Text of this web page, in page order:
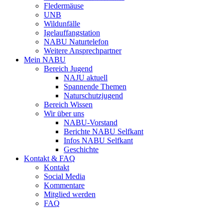
Fledermäuse
UNB
Wildunfälle
Igelauffangstation
NABU Naturtelefon
Weitere Ansprechpartner
Mein NABU
Bereich Jugend
NAJU aktuell
Spannende Themen
Naturschutzjugend
Bereich Wissen
Wir über uns
NABU-Vorstand
Berichte NABU Selfkant
Infos NABU Selfkant
Geschichte
Kontakt & FAQ
Kontakt
Social Media
Kommentare
Mitglied werden
FAQ